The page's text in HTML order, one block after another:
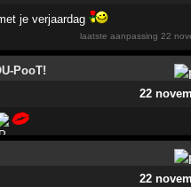
je verjaardag
laatste aanpassing22
PooT!
22
22